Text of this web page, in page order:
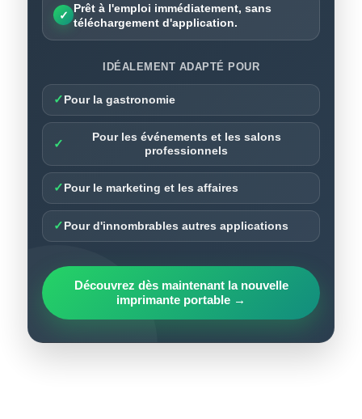
✓
Prêt à l'emploi immédiatement, sans
téléchargement d'application.
IDÉALEMENT ADAPTÉ POUR
✓Pour la gastronomie
✓
Pour les événements et les salons
professionnels
✓Pour le marketing et les affaires
✓Pour d'innombrables autres applications
Découvrez dès maintenant la nouvelle
imprimante portable →